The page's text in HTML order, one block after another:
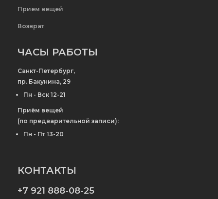
Прием вещей
Возврат
ЧАСЫ РАБОТЫ
Санкт-Петербург,
пр. Бакунина, 29
Пн - Вск 12-21
Приём вещей
(по предварительной записи):
Пн - Пт 13-20
КОНТАКТЫ
+7 921 888-08-25